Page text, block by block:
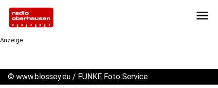
menu
Anzeige
© www.blossey.eu / FUNKE Foto Service